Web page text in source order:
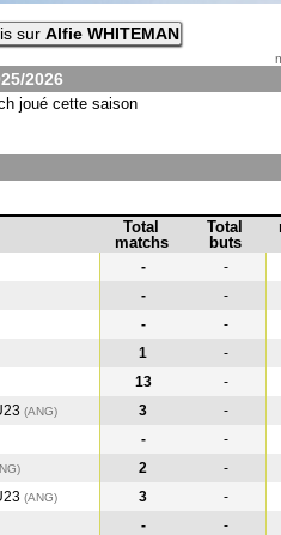
sur Alfie WHITEMAN
2026
joué cette saison
Total
matchs
Total
buts
- -
- -
- -
1 -
13 -
(ANG) 3 -
- -
) 2 -
(ANG) 3 -
- -